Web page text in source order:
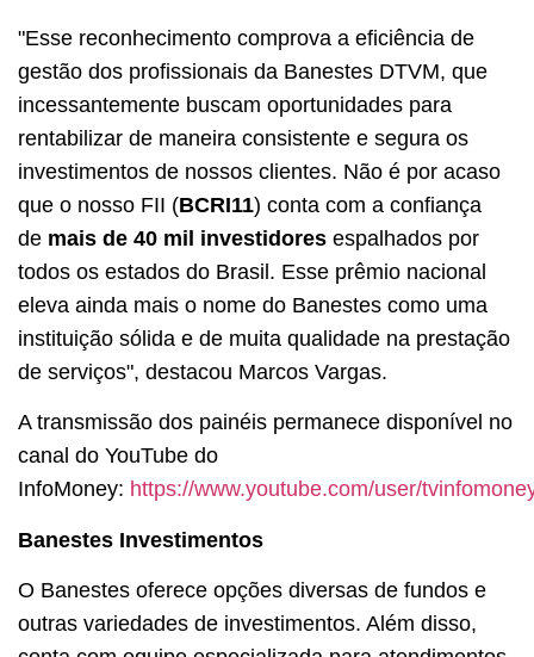
"Esse reconhecimento comprova a eficiência de
gestão dos profissionais da Banestes DTVM, que
incessantemente buscam oportunidades para
rentabilizar de maneira consistente e segura os
investimentos de nossos clientes. Não é por acaso
que o nosso FII (BCRI11) conta com a confiança
de mais de 40 mil investidores espalhados por
todos os estados do Brasil. Esse prêmio nacional
eleva ainda mais o nome do Banestes como uma
instituição sólida e de muita qualidade na prestação
de serviços", destacou Marcos Vargas.
A transmissão dos painéis permanece disponível no
canal do YouTube do
InfoMoney: https://www.youtube.com/user/
Banestes Investimentos
O Banestes oferece opções diversas de fundos e
outras variedades de investimentos. Além disso,